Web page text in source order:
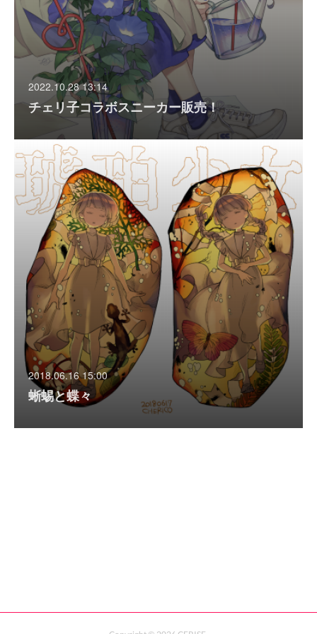
2022.10.28 13:14
チェリ子コラボスニーカー販売！
2018.06.16 15:00
蜥蜴と蝶々